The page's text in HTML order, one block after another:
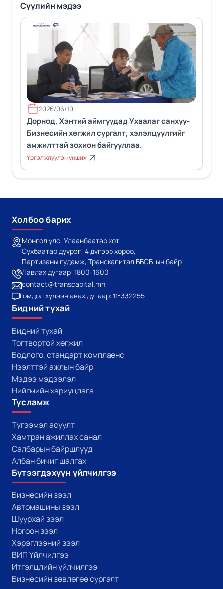
Сүүлийн мэдээ
2026/06/10
Дорнод, Хэнтий аймгуудад Ухаалаг санхүү-
Бизнесийн хөгжил сургалт, хэлэлцүүлгийг
амжилттай зохион байгууллаа.
Үргэлжлүүлэн унших
Холбоо барих
Монгол улс, Улаанбаатар хот,
Сүхбаатар дүүрэг, 4 дүгээр хороо,
Партизаны гудамж, Транскапитал ББСБ-ын байр
Лавлах дугаар: 1800-1600
contact@transcapital.mn
Гомдол хүлээн авах дугаар: 11-332255
Бидний тухай
Бидний тухай
Тогтвортой хөгжил
Бодлого, стандарт комплаенс
Нээлттэй ажлын байр
Мэдээ мэдээлэл
Нийгмийн хариуцлага
Тусламж
Түгээмэл асуулт
Хамтран ажиллах санал
Салбарын байршлууд
Албан бичиг шалгах
Бүтээгдэхүүн үйлчилгээ
Бизнесийн зээл
Автомашины зээл
Шуурхай зээл
Ногоон зээл
Хэрэглээний зээл
ВИП Үйлчилгээ
Итгэлцлийн үйлчилгээ
Бизнесийн зөвлөгөө сургалт